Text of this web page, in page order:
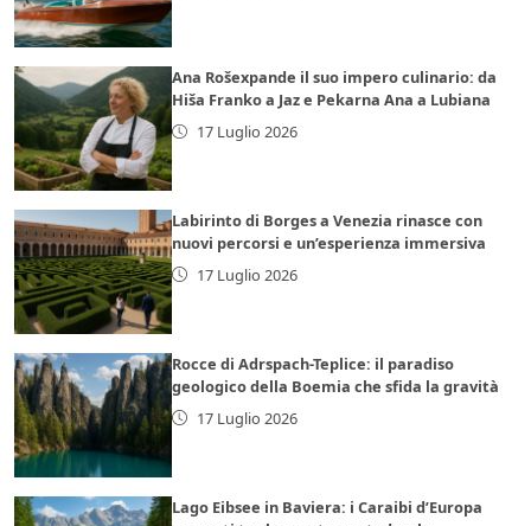
Ana Rošexpande il suo impero culinario: da
Hiša Franko a Jaz e Pekarna Ana a Lubiana
17 Luglio 2026
Labirinto di Borges a Venezia rinasce con
nuovi percorsi e un’esperienza immersiva
17 Luglio 2026
Rocce di Adrspach-Teplice: il paradiso
geologico della Boemia che sfida la gravità
17 Luglio 2026
Lago Eibsee in Baviera: i Caraibi d’Europa